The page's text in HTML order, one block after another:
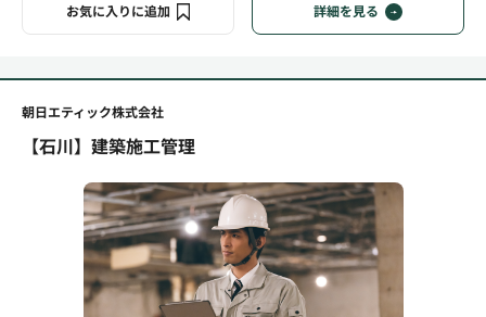
お気に入りに追加 詳細を見る
朝日エティック株式会社
【石川】建築施工管理